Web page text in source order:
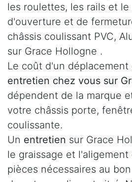
les roulettes, les rails et le
d'ouverture et de
châssis coulissant PVC,
sur Grace Hollogne .
Le coût d'un
entretien chez vous sur
dépendent de la marque
votre châssis porte,
coulissante.
Un entretien sur Grace
le graissage et
pièces nécessaires au